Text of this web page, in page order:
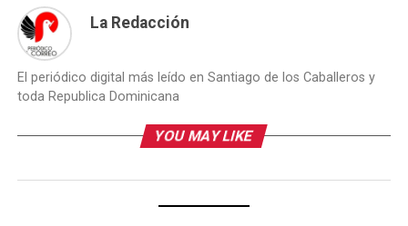
La Redacción
El periódico digital más leído en Santiago de los Caballeros y
toda Republica Dominicana
YOU MAY LIKE